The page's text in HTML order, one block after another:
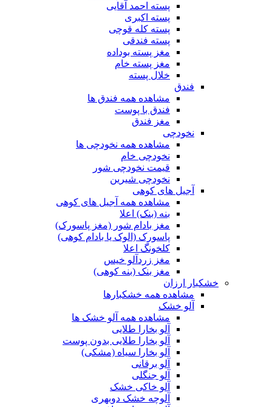
پسته احمد آقایی
پسته اکبری
پسته کله قوچی
پسته فندقی
مغز پسته بوداده
مغز پسته خام
خلال پسته
فندق
مشاهده همه فندق ها
فندق با پوست
مغز فندق
نخودچی
مشاهده همه نخودچی ها
نخودچی خام
قیمت نخودچی شور
نخودچی شیرین
آجیل های کوهی
مشاهده همه آجیل های کوهی
بنه (بنک) اعلا
مغز بادام شور (مغز پاسورک)
پاسورک (الوک یا بادام کوهی)
کلخونگ اعلا
مغز زردآلو خیس
مغز بنک (بنه کوهی)
خشکبار ارزان
مشاهده همه خشکبارها
آلو خشک
مشاهده همه آلو خشک ها
آلو بخارا طلایی
آلو بخارا طلایی بدون پوست
آلو بخارا سیاه (مشکی)
آلو برقانی
آلو جنگلی
آلو خاکی خشک
آلوچه خشک دوبهری